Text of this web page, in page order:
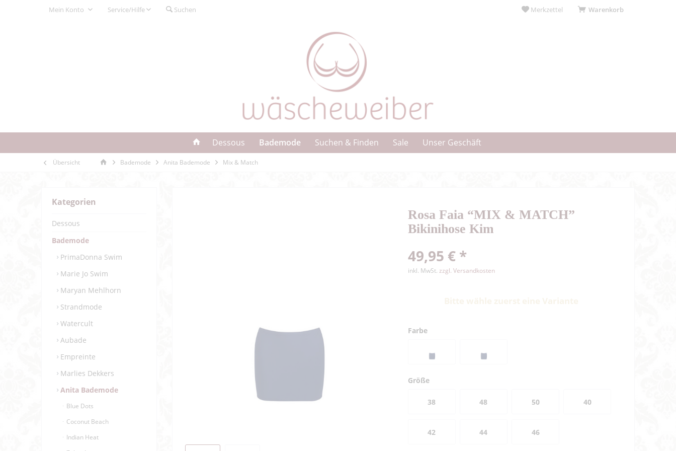
Warenkorb
Merkzettel
Mein Konto Service/Hilfe Suchen
Dessous Bademode Suchen & Finden Sale Unser Geschäft
Übersicht Bademode Anita Bademode Mix & Match
Kategorien
Dessous
Bademode
PrimaDonna Swim
Marie Jo Swim
Maryan Mehlhorn
Strandmode
Watercult
Aubade
Empreinte
Marlies Dekkers
Anita Bademode
Blue Dots
Coconut Beach
Indian Heat
Rosa Faia “MIX & MATCH”
Bikinihose Kim
49,95 € *
inkl. MwSt. zzgl. Versandkosten
Farbe
Größe
38 48 50 40
42 44 46